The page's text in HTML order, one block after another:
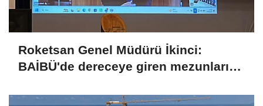
Roketsan Genel Müdürü İkinci:
BAİBÜ'de dereceye giren mezunları